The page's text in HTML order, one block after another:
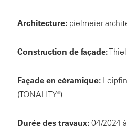
Architecture:pielmeier
Construction de façade:Thiel
Façade en céramique:
(TONALITY®)
Durée des travaux:04/2024